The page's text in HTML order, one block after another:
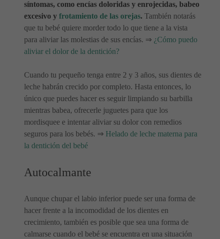
síntomas, como encías doloridas y enrojecidas, babeo
excesivo y frotamiento de las orejas. También notarás
que tu bebé quiere morder todo lo que tiene a la vista
para aliviar las molestias de sus encías. ⇒ ¿Cómo puedo
aliviar el dolor de la dentición?
Cuando tu pequeño tenga entre 2 y 3 años, sus dientes de
leche habrán crecido por completo. Hasta entonces, lo
único que puedes hacer es seguir limpiando su barbilla
mientras babea, ofrecerle juguetes para que los
mordisquee e intentar aliviar su dolor con remedios
seguros para los bebés. ⇒ Helado de leche materna para
la dentición del bebé
Autocalmante
Aunque chupar el labio inferior puede ser una forma de
hacer frente a la incomodidad de los dientes en
crecimiento, también es posible que sea una forma de
calmarse cuando el bebé se encuentra en una situación